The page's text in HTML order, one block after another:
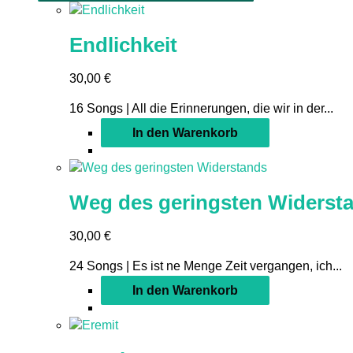
Endlichkeit
30,00 €
16 Songs | All die Erinnerungen, die wir in der...
In den Warenkorb
Weg des geringsten
30,00 €
24 Songs | Es ist ne Menge Zeit vergangen, ich...
In den Warenkorb